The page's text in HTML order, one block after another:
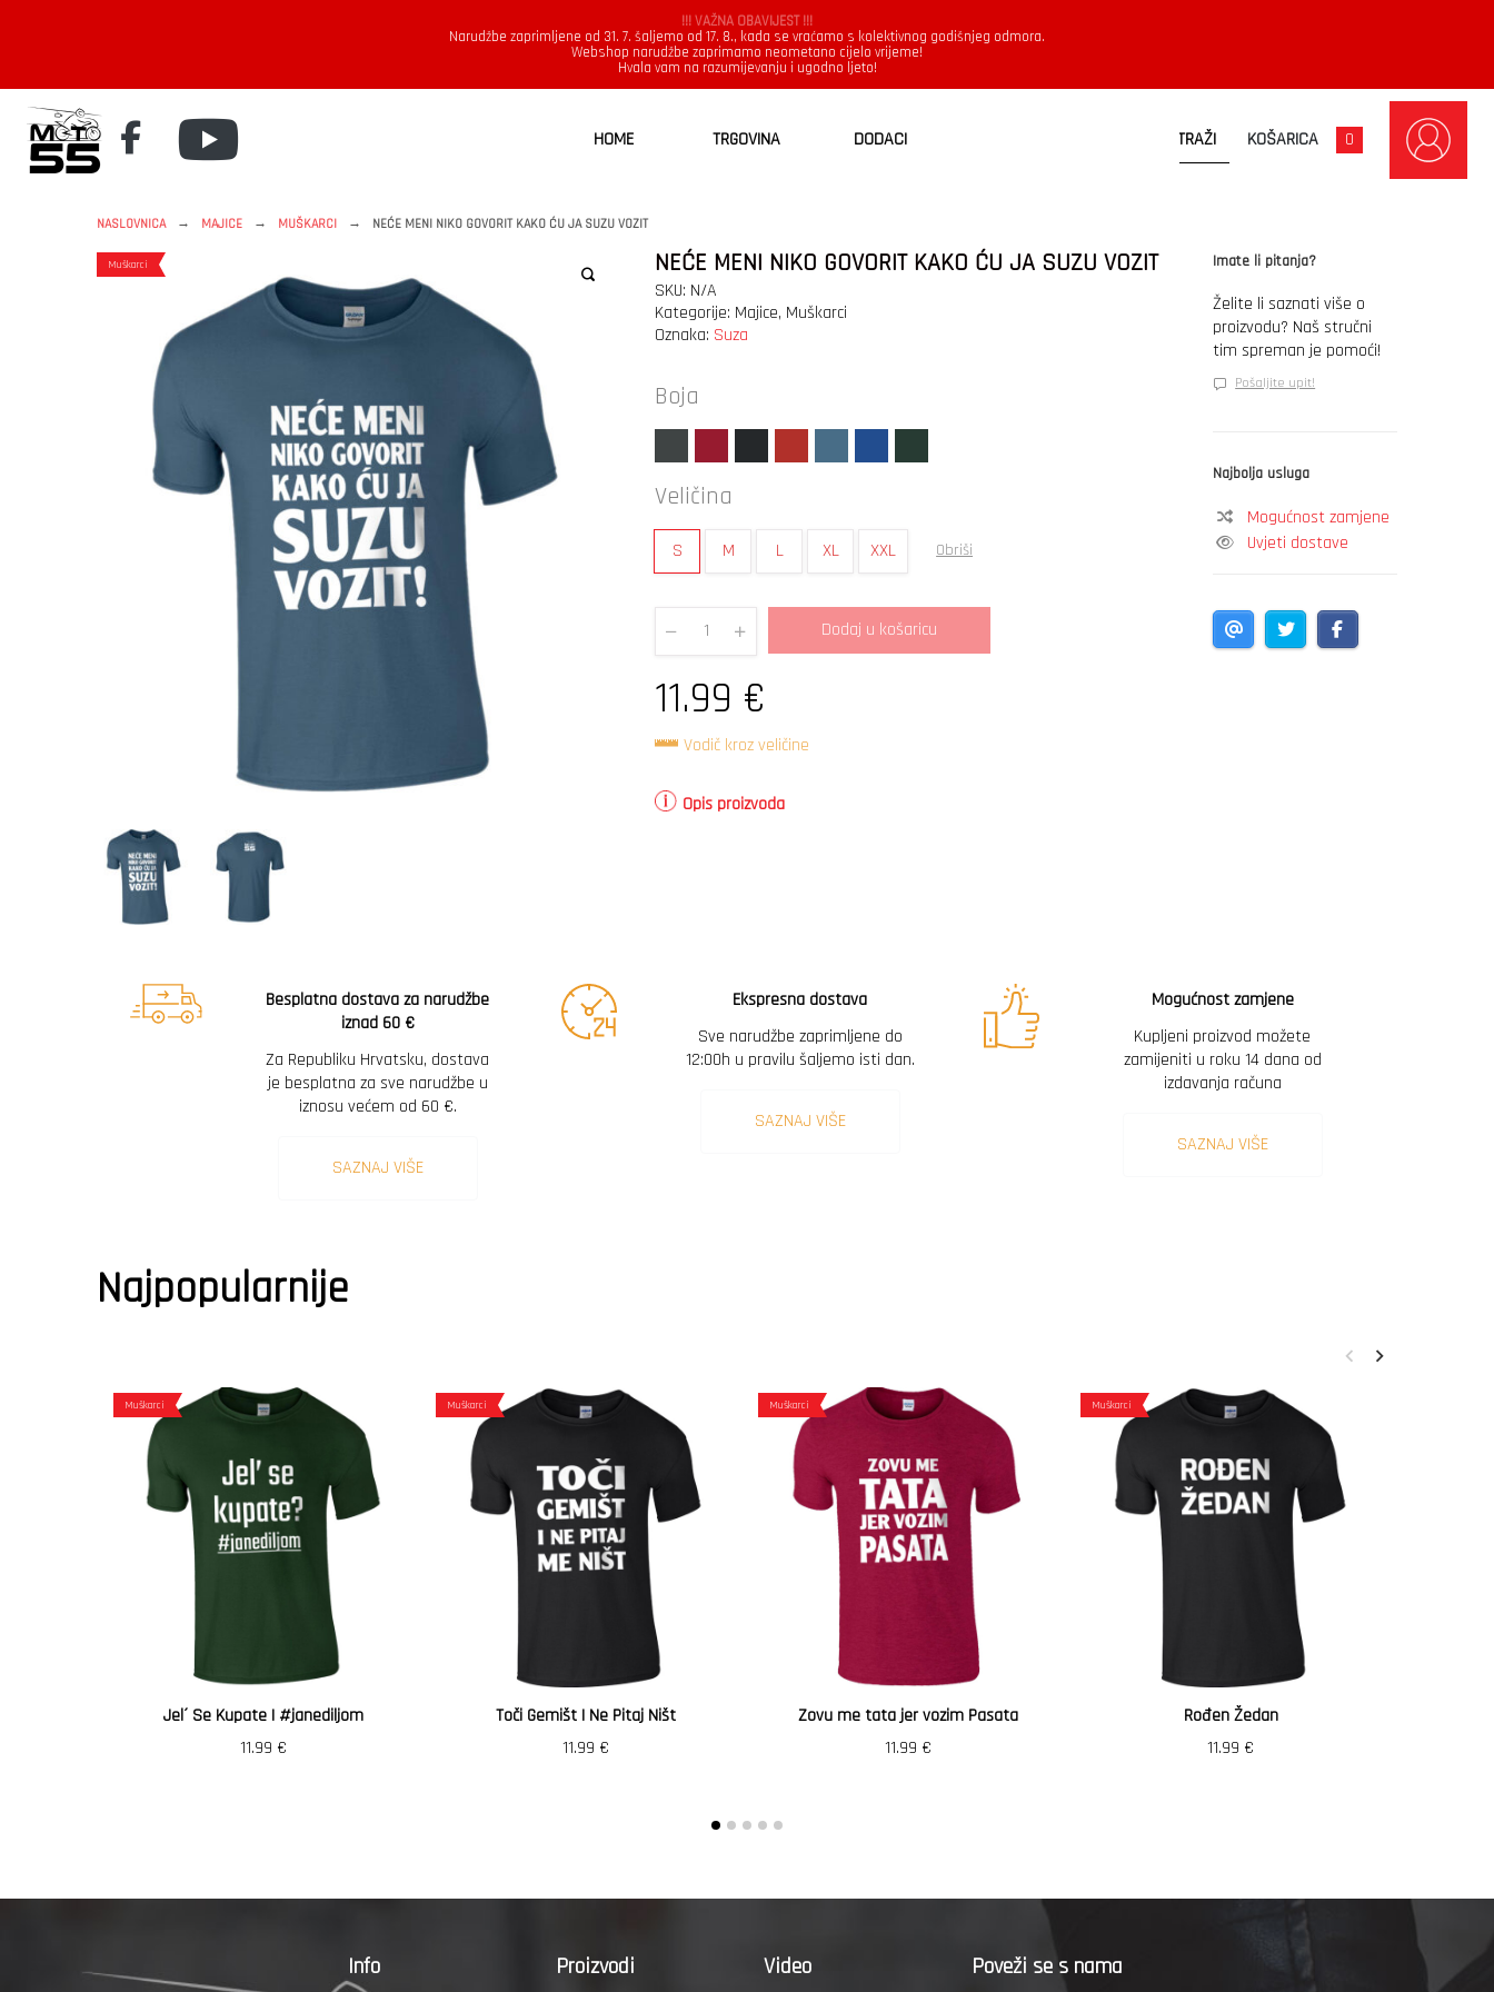
!!! VAŽNA OBAVIJEST !!!
Narudžbe zaprimljene od 31. 7. šaljemo od 17. 8., kada se vraćamo s kolektivnog godišnjeg odmora.
Webshop narudžbe zaprimamo neometano cijelo vrijeme!
Hvala vam na razumijevanju i ugodno ljeto!
HOME TRGOVINA DODACI KOŠARICA 0
NASLOVNICA → MAJICE → MUŠKARCI → NEĆE MENI NIKO GOVORIT KAKO ĆU JA SUZU VOZIT
Muškarci NEĆE MENI NIKO GOVORIT KAKO ĆU JA SUZU VOZIT
SKU: N/A
Kategorije: Majice, Muškarci
Oznaka: Suza
Boja
Veličina
S M L XL XXL Obriši
Quantity
Dodaj u košaricu
11.99 €
Vodič kroz veličine
Opis proizvoda
Imate li pitanja?
Želite li saznati više o
proizvodu? Naš stručni
tim spreman je pomoći!
Pošaljite upit!
Najbolja usluga
Mogućnost zamjene
Uvjeti dostave
Besplatna dostava za narudžbe
iznad 60 €
Za Republiku Hrvatsku, dostava
je besplatna za sve narudžbe u
iznosu većem od 60 €.
SAZNAJ VIŠE
Ekspresna dostava
Sve narudžbe zaprimljene do
12:00h u pravilu šaljemo isti dan.
SAZNAJ VIŠE
Mogućnost zamjene
Kupljeni proizvod možete
zamijeniti u roku 14 dana od
izdavanja računa
SAZNAJ VIŠE
Najpopularnije
Muškarci
Jel´ Se Kupate | #janediljom
11.99 €
Muškarci
Toči Gemišt I Ne Pitaj Ništ
11.99 €
Muškarci
Zovu me tata jer vozim Pasata
11.99 €
Muškarci
Rođen Žedan
11.99 €
Info Proizvodi Video Poveži se s nama